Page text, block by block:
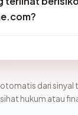
dari sinyal
hukum atau